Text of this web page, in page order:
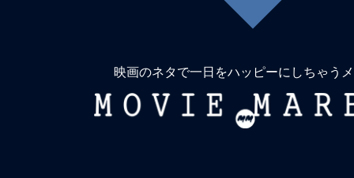
に
映画のネタで一日をハッピーにしちゃう
MOVIE